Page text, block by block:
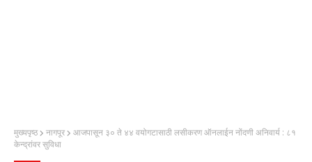
मुख्यपृष्ठ नागपूर
आजपासून ३० ते ४४ वयोगटासाठी लसीकरण ऑनलाईन नोंदणी अनिवार्य : ८१
केन्द्रांवर सुविधा